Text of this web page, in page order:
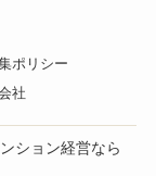
ポリシー
社
ション経営なら